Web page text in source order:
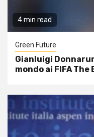
4 min read
Green Future
Gianluigi
mondo ai FIFA The